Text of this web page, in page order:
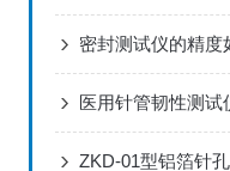
密封测试仪的精度